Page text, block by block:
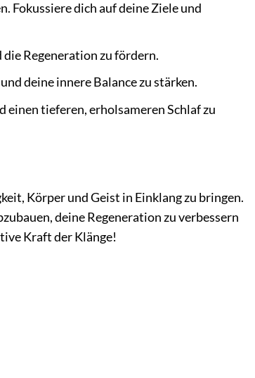
Fokussiere dich auf deine Ziele und
Regeneration zu fördern.
deine innere Balance zu stärken.
einen tieferen, erholsameren Schlaf zu
Körper und Geist in Einklang zu bringen.
deine Regeneration zu verbessern
Kraft der Klänge!